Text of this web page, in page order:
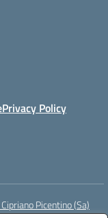
Privacy Policy
Picentino (Sa)